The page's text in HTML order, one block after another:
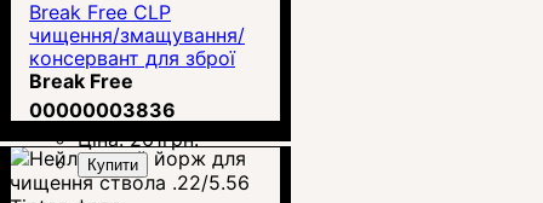
Break Free CLP
чищення/змащування/
консервант для зброї
60мл
Break Free
00000003836
Ціна:261грн.
Купити